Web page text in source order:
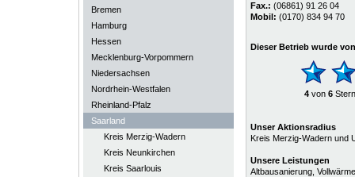
Bremen
Hamburg
Hessen
Mecklenburg-Vorpommern
Niedersachsen
Nordrhein-Westfalen
Rheinland-Pfalz
Saarland
Kreis Merzig-Wadern
Kreis Neunkirchen
Kreis Saarlouis
Fax.: (06861) 91 26 04
Mobil: (0170) 834 94 70
Dieser Betrieb wurde
4von 6
Unser Aktionsradius
Kreis Merzig-Wadern und
Unsere Leistungen
Altbausanierung,